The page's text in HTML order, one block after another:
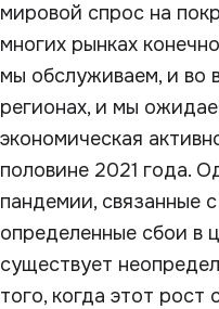
мировой спрос на
многих рынках
мы обслуживаем, и во
регионах, и мы
экономическая
половине 2021 года.
пандемии, связанные
определенные сбои в
существует
того, когда этот рост